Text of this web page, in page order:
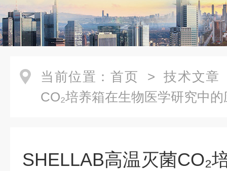
当前位置： 首页 > 技术文章
CO₂培养箱在生物医学研究中的
SHELLAB高温灭菌CO₂